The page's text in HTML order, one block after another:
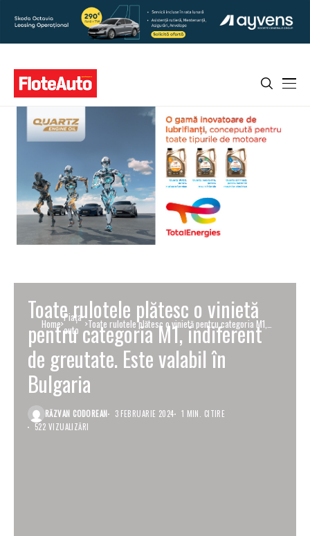
Home Piaţa
auto
Toate rulotele plătesc o vinietă pentru categoria M1,
indiferent de greutate. Este valabil în Bulgaria
Toate rulotele plătesc o vinietă
pentru categoria M1, indiferent
de greutate. Este valabil în
Bulgaria
RĂZVAN CODOREAN 3 FEBRUARIE 2024
1 MIN. CITIRE
522 VIZUALIZĂRI